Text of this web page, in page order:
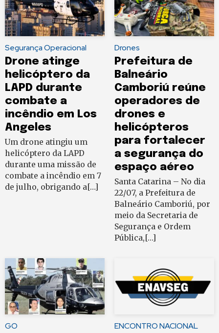
Segurança Operacional
Drone atinge
helicóptero da
LAPD durante
combate a
incêndio em Los
Angeles
Um drone atingiu um
helicóptero da LAPD
durante uma missão de
combate a incêndio em 7
de julho, obrigando a[…]
Drones
Prefeitura de
Balneário
Camboriú reúne
operadores de
drones e
helicópteros
para fortalecer
a segurança do
espaço aéreo
Santa Catarina – No dia
22/07, a Prefeitura de
Balneário Camboriú, por
meio da Secretaria de
Segurança e Ordem
Pública,[…]
GO ENCONTRO NACIONAL